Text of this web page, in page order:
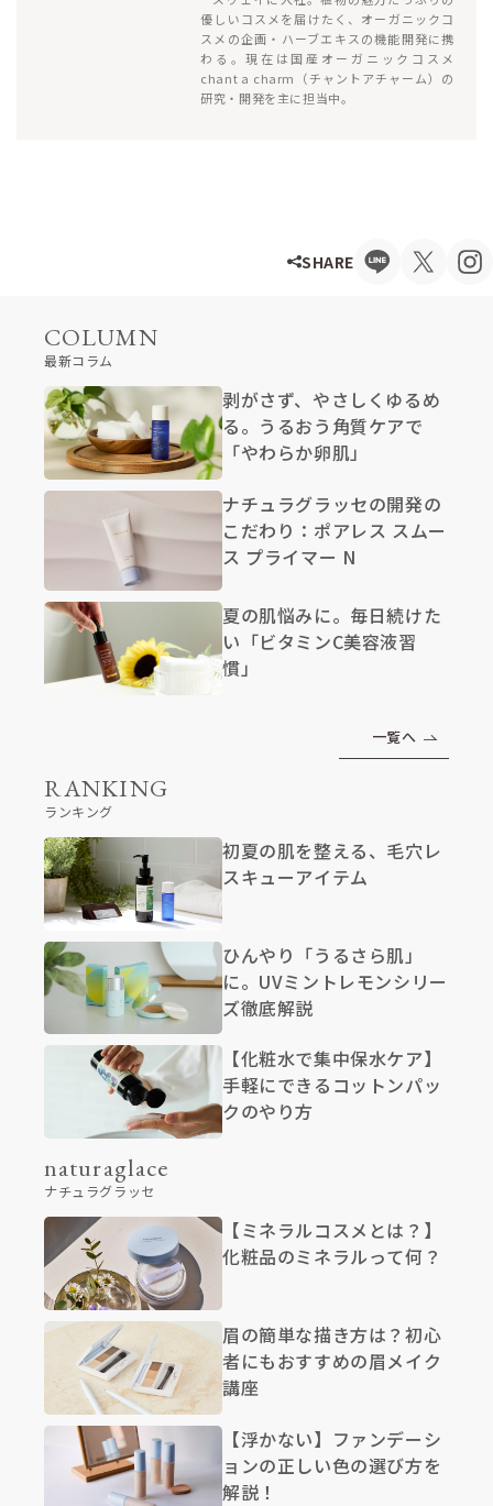
優しいコスメを届けたく、オーガニックコ
スメの企画・ハーブエキスの機能開発に携
わる。現在は国産オーガニックコスメ
chant a charm（チャントアチャーム）の
研究・開発を主に担当中。
SHARE
COLUMN
最新コラム
剥がさず、やさしくゆるめ
る。うるおう角質ケアで
「やわらか卵肌」
ナチュラグラッセの開発の
こだわり：ポアレス スムー
ス プライマー N
夏の肌悩みに。毎日続けた
い「ビタミンC美容液習
慣」
一覧へ
RANKING
ランキング
初夏の肌を整える、毛穴レ
スキューアイテム
ひんやり「うるさら肌」
に。UVミントレモンシリー
ズ徹底解説
【化粧水で集中保水ケア】
手軽にできるコットンパッ
クのやり方
naturaglace
ナチュラグラッセ
【ミネラルコスメとは？】
化粧品のミネラルって何？
眉の簡単な描き方は？初心
者にもおすすめの眉メイク
講座
【浮かない】ファンデーシ
ョンの正しい色の選び方を
解説！